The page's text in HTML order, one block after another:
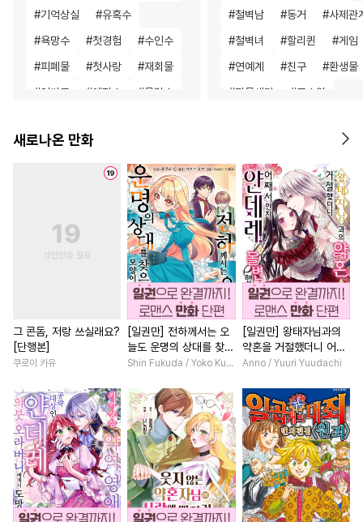
#기억상실 #유혹수
#욕망수 #첫경험 #수인수
#피폐물 #첫사랑 #재회물
#인싸공 #예민수 #문란수
#다정공 #집착수
벤츠공
#침착수
회귀물
인외존재
문란공
능글공 #질투
#후방주의 #적극수
#떡대수
쓰레기수
# 냉혈공 #개그/코믹
# 삼각관계 #초능력
#드라마 #다공일수
#이세계물 #대형견공
#다정수 #계략수 #감자수
#철벽남 #동거 #사제관
#철벽녀 #할리퀸 #게임
#연예계 #친구 #환생물
#명문세가 #고수위
평범녀
#친구>연인 #연애/결혼
#
회귀물 #소년 #영혼바
#애증관계 #후회남
#영상화 #일상 #인외존
#
복수물 #조신남 #능글
#
절륜 #까칠남 #절륜남
짝사랑 #로맨스 #후회
#
짝사랑 #일상 #직진남
#
성장물 #다정남 #선후
#연애/결혼 #능력녀
#재벌남 #학원/캠퍼스
#개그/코믹 #소설원작
#판타지/SF #섹스파트너
새로나온 만화
그 콘돔, 저랑 쓰실래요?
[단행본]
쿠로이 카유
[일권만] 전하께서는 오
늘도 운명의 상대를 찾으
신 모양이네요 (웃음) [단
Shin Fukuda / Yoko Kurosu
[일권만] 왕태자님과의
약혼을 거절했더니 어째
서인지 얀데레로 돌변했
Anno / Yuuri Yuudachi